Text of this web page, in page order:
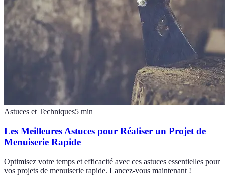
Astuces et Techniques5 min
Les Meilleures Astuces pour Réaliser un Projet de
Menuiserie Rapide
Optimisez votre temps et efficacité avec ces astuces essentielles pour
vos projets de menuiserie rapide. Lancez-vous maintenant !